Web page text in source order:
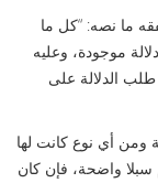
ما نصه: “كل ما
موجودة، وعليه
طلب الدلالة على
ومن أي نوع كانت لها
سبلا واضحة، فإن كان